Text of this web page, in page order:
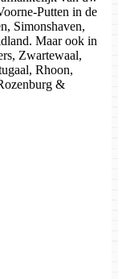
Putten in de
Simonshaven,
Maar ook in
Zwartewaal,
Rhoon,
&